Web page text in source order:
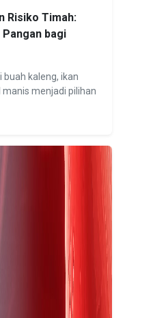
Risiko Timah:
Pangan bagi
kaleng, ikan
menjadi pilihan